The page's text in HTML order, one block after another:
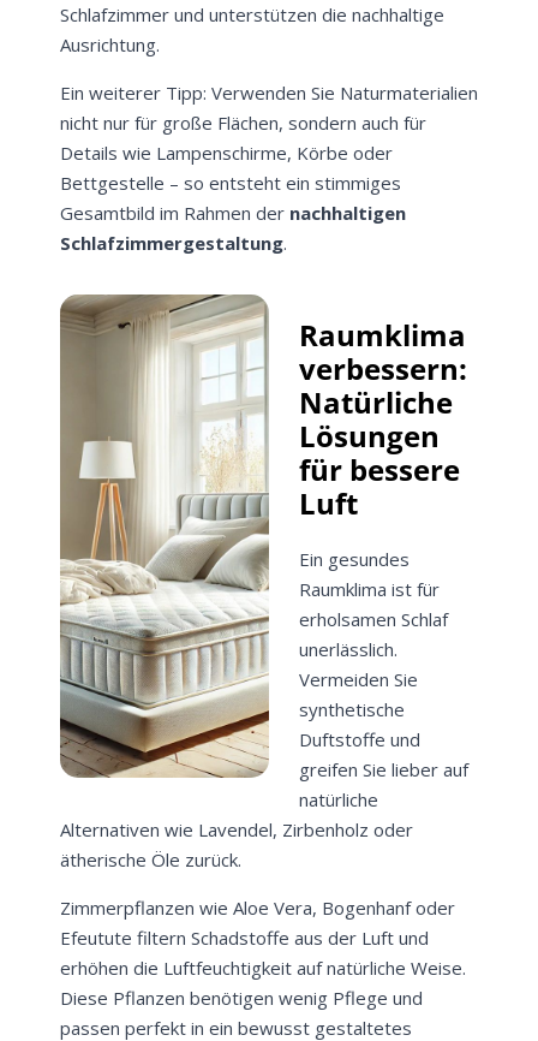
Schlafzimmer und unterstützen die nachhaltige
Ausrichtung.
Ein weiterer Tipp: Verwenden Sie Naturmaterialien
nicht nur für große Flächen, sondern auch für
Details wie Lampenschirme, Körbe oder
Bettgestelle – so entsteht ein stimmiges
Gesamtbild im Rahmen der nachhaltigen
Schlafzimmergestaltung.
Raumklima
verbessern:
Natürliche
Lösungen
für bessere
Luft
Ein gesundes
Raumklima ist für
erholsamen Schlaf
unerlässlich.
Vermeiden Sie
synthetische
Duftstoffe und
greifen Sie lieber auf
natürliche
Alternativen wie Lavendel, Zirbenholz oder
ätherische Öle zurück.
Zimmerpflanzen wie Aloe Vera, Bogenhanf oder
Efeutute filtern Schadstoffe aus der Luft und
erhöhen die Luftfeuchtigkeit auf natürliche Weise.
Diese Pflanzen benötigen wenig Pflege und
passen perfekt in ein bewusst gestaltetes